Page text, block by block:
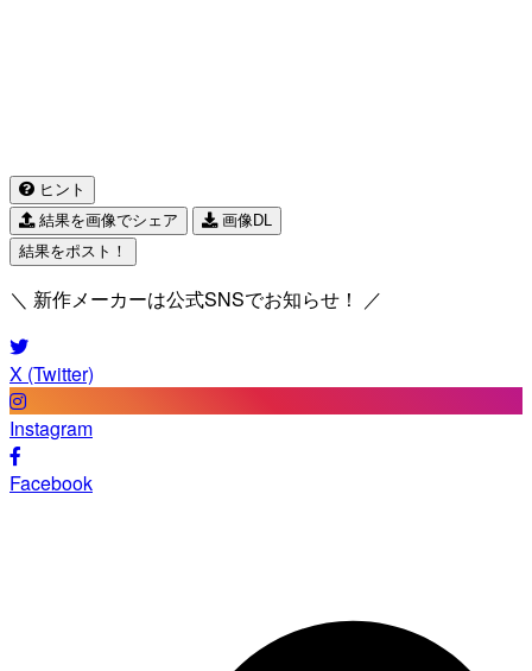
ヒント
結果を画像でシェア
画像DL
結果をポスト！
＼ 新作メーカーは公式SNSでお知らせ！ ／
X (Twitter)
Instagram
Facebook